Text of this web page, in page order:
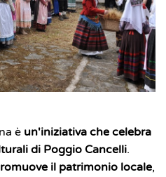
è un'iniziativa che celebra
di Poggio Cancelli.
il patrimonio locale,